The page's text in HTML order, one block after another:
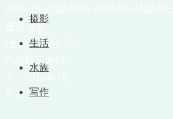
摄影
生活
水族
写作
摄影
Photography
水晶虾下身40
月21日）